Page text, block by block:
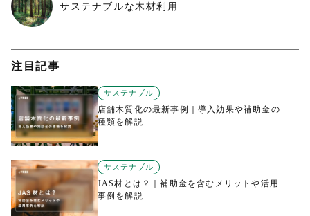
サステナブルな木材利用
注目記事
サステナブル
店舗木質化の最新事例｜導入効果や補助金の
種類を解説
サステナブル
JAS材とは？｜補助金を含むメリットや活用
事例を解説